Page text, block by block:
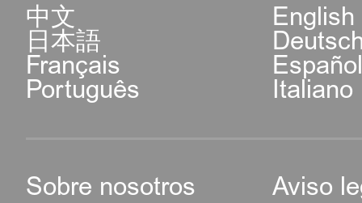
中文 English
日本語
Français
Português Italiano
Sobre nosotros Aviso